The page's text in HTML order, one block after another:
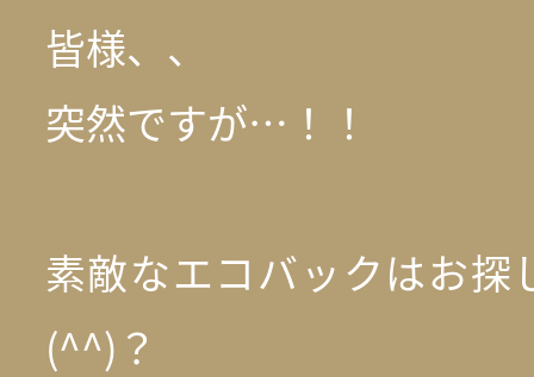
皆様、、
突然ですが…！！
素敵なエコバックはお探
(^^)？